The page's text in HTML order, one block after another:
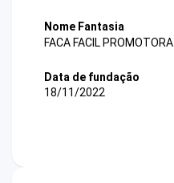
Nome Fantasia
FACA FACIL PROMOTORA
Data de fundação
18/11/2022